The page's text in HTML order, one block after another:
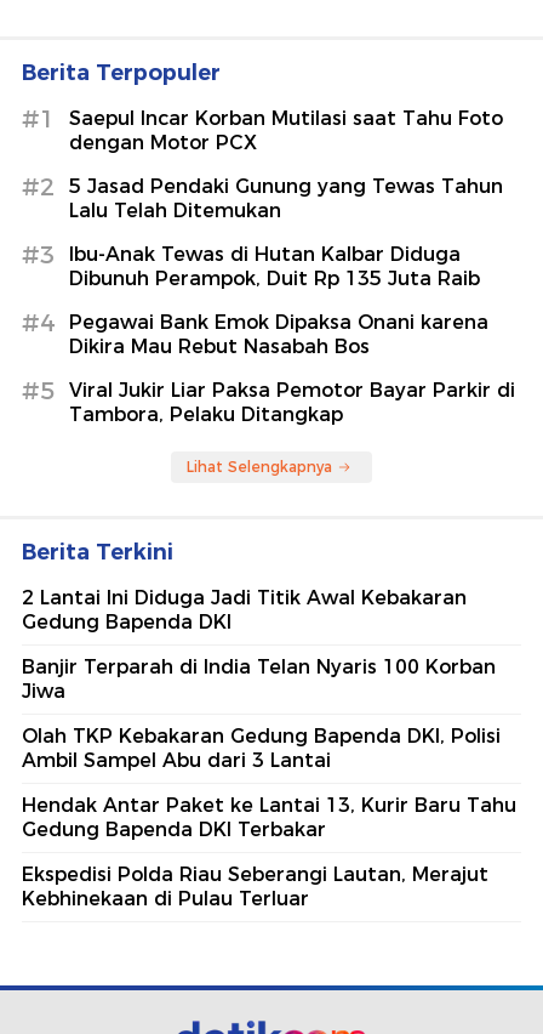
Berita Terpopuler
#1
Saepul Incar Korban Mutilasi saat Tahu Foto
dengan Motor PCX
#2
5 Jasad Pendaki Gunung yang Tewas Tahun
Lalu Telah Ditemukan
#3
Ibu-Anak Tewas di Hutan Kalbar Diduga
Dibunuh Perampok, Duit Rp 135 Juta Raib
#4
Pegawai Bank Emok Dipaksa Onani karena
Dikira Mau Rebut Nasabah Bos
#5
Viral Jukir Liar Paksa Pemotor Bayar Parkir di
Tambora, Pelaku Ditangkap
Lihat Selengkapnya
Berita Terkini
2 Lantai Ini Diduga Jadi Titik Awal Kebakaran
Gedung Bapenda DKI
Banjir Terparah di India Telan Nyaris 100 Korban
Jiwa
Olah TKP Kebakaran Gedung Bapenda DKI, Polisi
Ambil Sampel Abu dari 3 Lantai
Hendak Antar Paket ke Lantai 13, Kurir Baru Tahu
Gedung Bapenda DKI Terbakar
Ekspedisi Polda Riau Seberangi Lautan, Merajut
Kebhinekaan di Pulau Terluar